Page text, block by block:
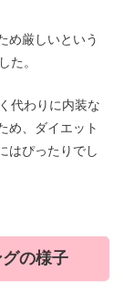
め厳しいという
た。
代わりに内装な
め、ダイエット
はぴったりでし
の様子